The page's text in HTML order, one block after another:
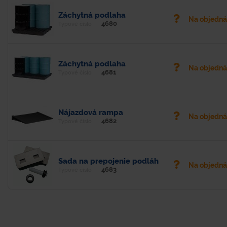
Záchytná podlaha
4680
Na
Záchytná podlaha
4681
Na
Nájazdová rampa
4682
Na
Sada na prepojenie podláh
4683
Na